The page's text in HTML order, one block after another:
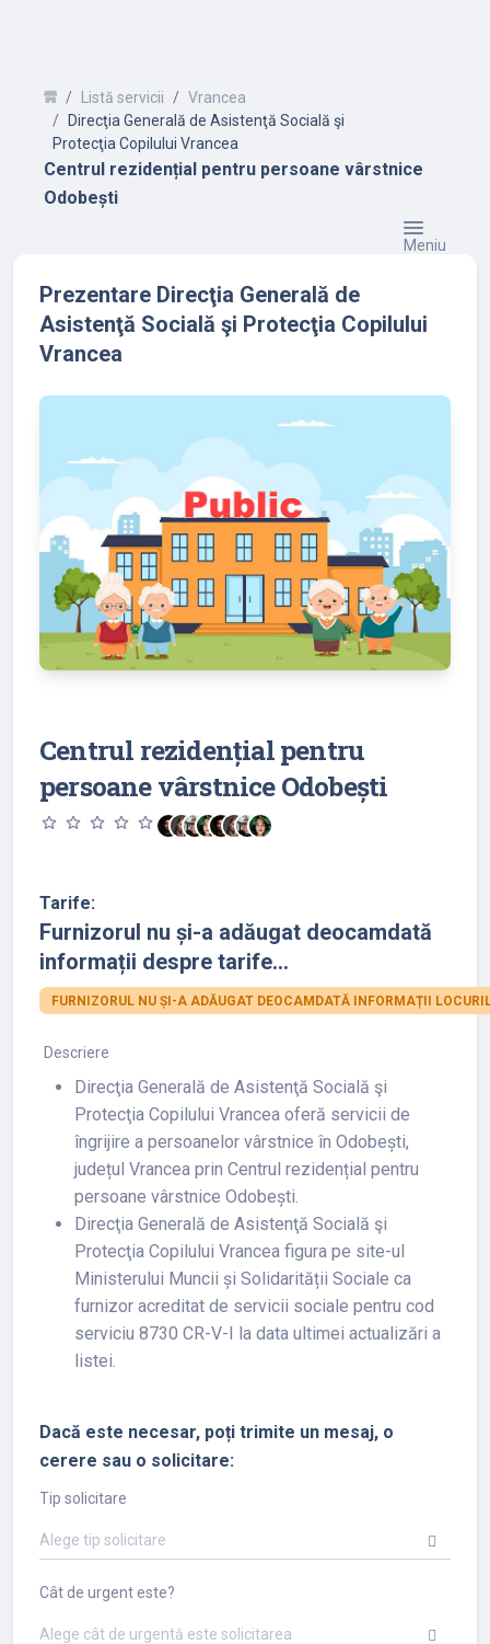
Listă servicii
Vrancea
Direcţia Generală de Asistenţă Socială şi
Protecţia Copilului Vrancea
Centrul rezidențial pentru persoane vârstnice
Odobești
Meniu
Prezentare Direcţia Generală de
Asistenţă Socială şi Protecţia Copilului
Vrancea
Centrul rezidențial pentru
persoane vârstnice Odobești
star_outline star_outline star_outline star_outline star_outline
Tarife:
Furnizorul nu și-a adăugat deocamdată
informații despre tarife...
FURNIZORUL NU ȘI-A ADĂUGAT DEOCAMDATĂ INFORMAȚII
Descriere
Direcţia Generală de Asistenţă Socială şi
Protecţia Copilului Vrancea oferă servicii de
îngrijire a persoanelor vârstnice în Odobești,
județul Vrancea prin Centrul rezidențial pentru
persoane vârstnice Odobești.
Direcţia Generală de Asistenţă Socială şi
Protecţia Copilului Vrancea figura pe site-ul
Ministerului Muncii și Solidarității Sociale ca
furnizor acreditat de servicii sociale pentru cod
serviciu 8730 CR-V-I la data ultimei actualizări a
listei.
Dacă este necesar, poți trimite un mesaj, o
cerere sau o solicitare:
Tip solicitare
Alege tip solicitare
Cât de urgent este?
Alege cât de urgentă este solicitarea